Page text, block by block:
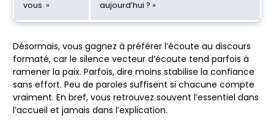
vous. » aujourd’hui ? »
Désormais, vous gagnez à préférer l’écoute au discours
formaté, car le silence vecteur d’écoute tend parfois à
ramener la paix. Parfois, dire moins stabilise la confiance
sans effort. Peu de paroles suffisent si chacune compte
vraiment. En bref, vous retrouvez souvent l’essentiel dans
l’accueil et jamais dans l’explication.